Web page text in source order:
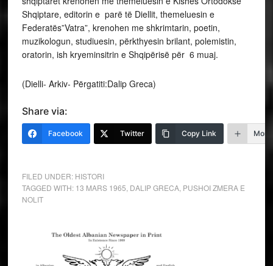
Shqiptare, editorin e parë të Diellit, themeluesin e
Federatës”Vatra”, krenohen me shkrimtarin, poetin,
muzikologun, studiuesin, përkthyesin brilant, polemistin,
oratorin, ish kryeminsitrin e Shqipërisë për 6 muaj.
(Dielli- Arkiv- Përgatiti:Dalip Greca)
Share via:
Facebook Twitter Copy Link More
FILED UNDER: HISTORI
TAGGED WITH: 13 MARS 1965 DALIP GRECA, PUSHOI ZMERA E
NOLIT